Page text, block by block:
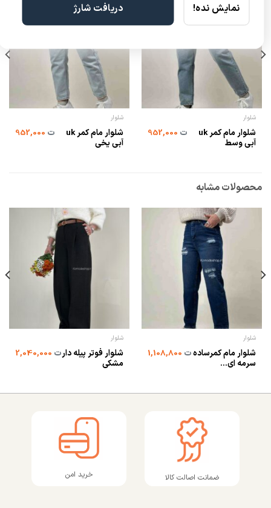
شلوار
شلوار مام کمر uk
آبی وسط
ت952,000
شلوار
شلوار مام کمر uk
آبی یخی
ت952,000
محصولات مشابه
شلوار
شلوار مام کمرساده
سرمه ای...
ت1,108,800
شلوار
شلوار فوتر پیله دار
مشکی
ت2,040,000
ضمانت اصالت کالا خرید امن
نمایش نده! دریافت شارژ